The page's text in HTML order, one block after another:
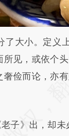
增加这段
在偏差。不
小。定义上
见，或依个
俭而论，亦
》出，却未